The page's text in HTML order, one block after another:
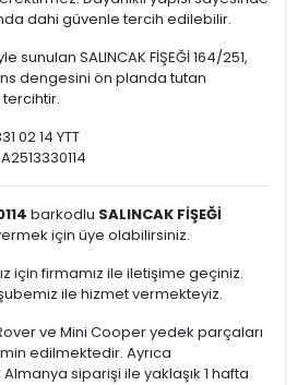
dahi güvenle tercih edilebilir.
sunulan SALINCAK FİŞEĞİ 164/251,
dengesini ön planda tutan
tercihtir.
02 14 YTT
A2513330114
barkodlu SALINCAK FİŞEĞİ
için üye olabilirsiniz.
için firmamız ile iletişime geçiniz.
ile hizmet vermekteyiz.
ve Mini Cooper yedek parçaları
edilmektedir. Ayrıca
siparişi ile yaklaşık 1 hafta